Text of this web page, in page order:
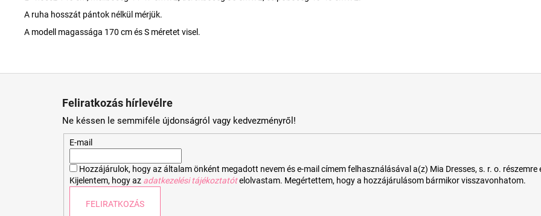
A ruha hosszát pántok nélkül mérjük.
A modell magassága 170 cm és S méretet visel.
Feliratkozás hírlevélre
Ne késsen le semmiféle újdonságról vagy kedvezményről!
E-mail
Hozzájárulok, hogy az általam önként megadott nevem és e-mail címem felhasználásával a(z) Mia Dresses, s. r. o.
Kijelentem, hogy az adatkezelési tájékoztatót elolvastam. Megértettem, hogy a hozzájárulásom bármikor visszavonhatom.
FELIRATKOZÁS